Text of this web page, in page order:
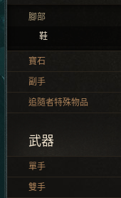
腳部
鞋
寶石
副手
追隨者特殊物品
武器
單手
雙手